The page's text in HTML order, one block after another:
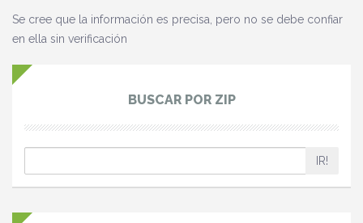
Se cree que la información es precisa, pero no se debe confiar
en ella sin verificación
BUSCAR POR ZIP
IR!